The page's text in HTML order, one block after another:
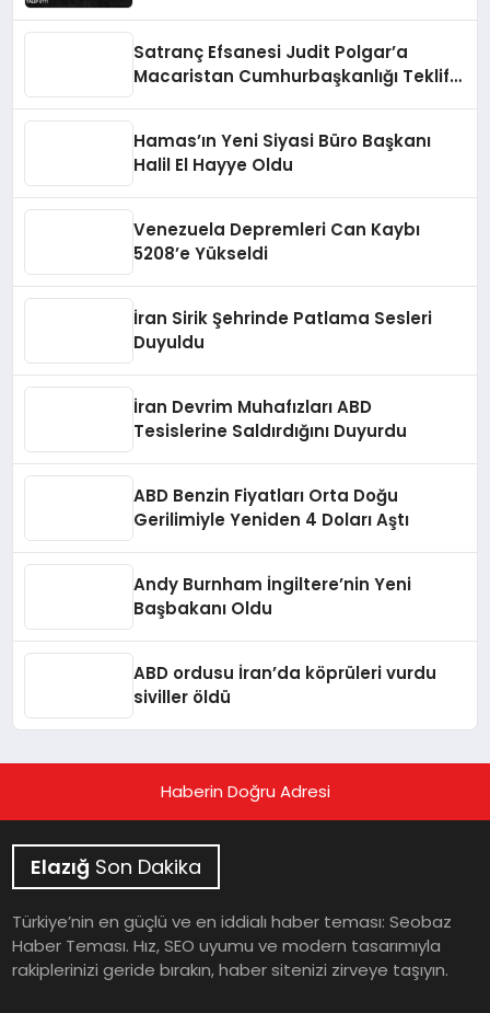
Satranç Efsanesi Judit Polgar’a
Macaristan Cumhurbaşkanlığı Teklifi
Hamas’ın Yeni Siyasi Büro Başkanı
Halil El Hayye Oldu
Venezuela Depremleri Can Kaybı
5208’e Yükseldi
İran Sirik Şehrinde Patlama Sesleri
Duyuldu
İran Devrim Muhafızları ABD
Tesislerine Saldırdığını Duyurdu
ABD Benzin Fiyatları Orta Doğu
Gerilimiyle Yeniden 4 Doları Aştı
Andy Burnham İngiltere’nin Yeni
Başbakanı Oldu
ABD ordusu İran’da köprüleri vurdu
siviller öldü
Haberin Doğru Adresi
Elazığ Son Dakika
Türkiye’nin en güçlü ve en iddialı haber teması: Seobaz
Haber Teması. Hız, SEO uyumu ve modern tasarımıyla
rakiplerinizi geride bırakın, haber sitenizi zirveye taşıyın.